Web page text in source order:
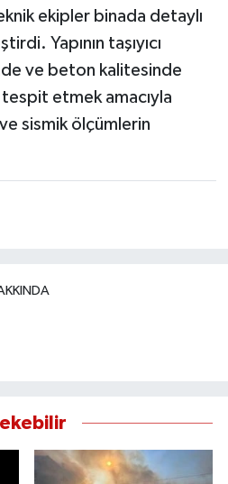
ekipler binada detaylı
Yapının taşıyıcı
ve beton kalitesinde
tespit etmek amacıyla
sismik ölçümlerin